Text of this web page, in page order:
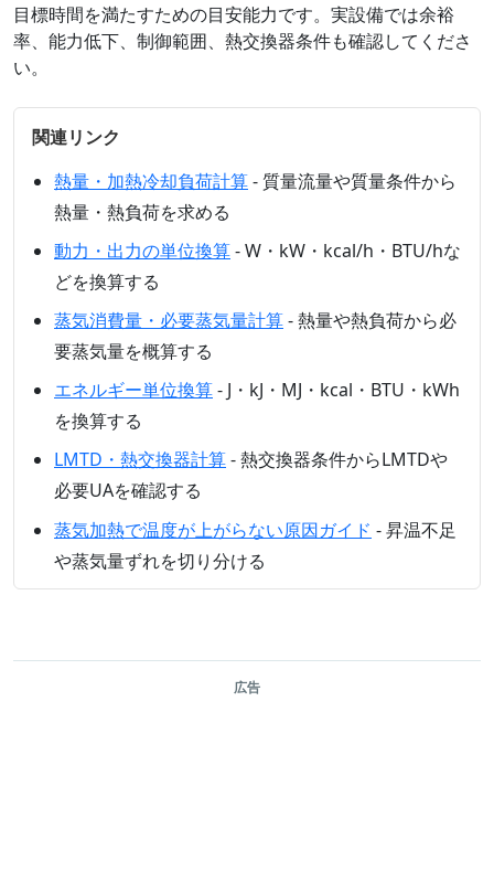
目標時間を満たすための目安能力です。実設備では余裕
率、能力低下、制御範囲、熱交換器条件も確認してくださ
い。
関連リンク
熱量・加熱冷却負荷計算- 質量流量や質量条件から
熱量・熱負荷を求める
動力・出力の単位換算- W・kW・kcal/h・BTU/hな
どを換算する
蒸気消費量・必要蒸気量計算- 熱量や熱負荷から必
要蒸気量を概算する
エネルギー単位換算- J・kJ・MJ・kcal・BTU・kWh
を換算する
LMTD・熱交換器計算- 熱交換器条件からLMTDや
必要UAを確認する
蒸気加熱で温度が上がらない原因ガイド - 昇温不足
や蒸気量ずれを切り分ける
広告